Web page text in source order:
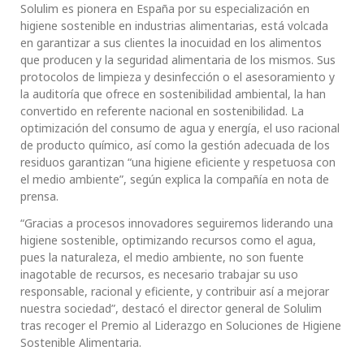
Solulim es pionera en España por su especialización en
higiene sostenible en industrias alimentarias, está volcada
en garantizar a sus clientes la inocuidad en los alimentos
que producen y la seguridad alimentaria de los mismos. Sus
protocolos de limpieza y desinfección o el asesoramiento y
la auditoría que ofrece en sostenibilidad ambiental, la han
convertido en referente nacional en sostenibilidad. La
optimización del consumo de agua y energía, el uso racional
de producto químico, así como la gestión adecuada de los
residuos garantizan “una higiene eficiente y respetuosa con
el medio ambiente”, según explica la compañía en nota de
prensa.
“Gracias a procesos innovadores seguiremos liderando una
higiene sostenible, optimizando recursos como el agua,
pues la naturaleza, el medio ambiente, no son fuente
inagotable de recursos, es necesario trabajar su uso
responsable, racional y eficiente, y contribuir así a mejorar
nuestra sociedad”, destacó el director general de Solulim
tras recoger el Premio al Liderazgo en Soluciones de Higiene
Sostenible Alimentaria.